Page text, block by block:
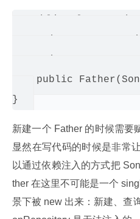
public
新建一个 Father 的时候需要
显然在写代码的时候是非常
以通过依赖注入的方式把
ther 在这里不可能是一个
景下被 new 出来：新建、查